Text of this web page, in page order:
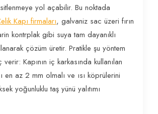
yol açabilir. Bu noktada
Kapı firmaları, galvaniz sac üzeri fırın
kontrplak gibi suya tam dayanıklı
çözüm üretir. Pratikle şu yöntem
Kapının iç karkasında kullanılan
en az 2 mm olmalı ve ısı köprülerini
yoğunluklu taş yünü yalıtımı